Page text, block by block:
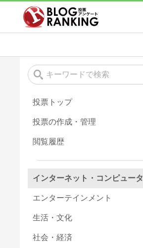
投票トップ
投票の作成・管理
閲覧履歴
インターネット・コンピュータ
エンターテインメント
生活・文化
社会・経済